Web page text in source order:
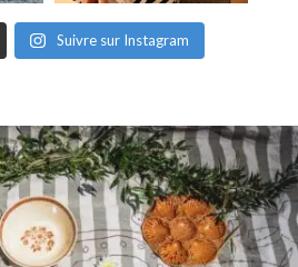
Suivre sur Instagram